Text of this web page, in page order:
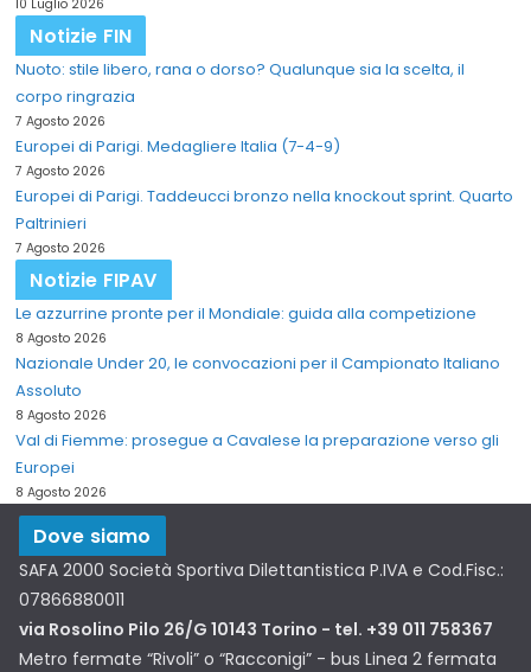
10 Luglio 2026
Notizie FIN
Nuoto: stile libero, rana o dorso? Qualunque sia la scelta, il
corpo ringrazia
7 Agosto 2026
Europei di Parigi. Medagliere Italia (7-4-9)
7 Agosto 2026
Europei di Parigi. Taddeucci bronzo nella knockout sprint. Quarto
Paltrinieri
7 Agosto 2026
Notizie FIPAV
Le azzurrine pronte per il Mondiale: guida alla competizione
8 Agosto 2026
Nazionale Under 20, le convocazioni per il Campionato Italiano
Assoluto
8 Agosto 2026
Val di Fiemme: prosegue a Cavalese la preparazione verso gli
Europei
8 Agosto 2026
Dove siamo
SAFA 2000 Società Sportiva Dilettantistica P.IVA e Cod.Fisc.:
07866880011
via Rosolino Pilo 26/G 10143 Torino - tel. +39 011 758367
Metro fermate “Rivoli” o “Racconigi” - bus Linea 2 fermata